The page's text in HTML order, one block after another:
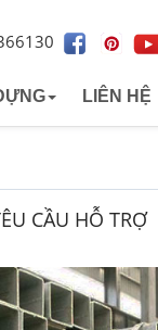
tấm Thép
LIÊN HỆ
CẦU HỖ TRỢ